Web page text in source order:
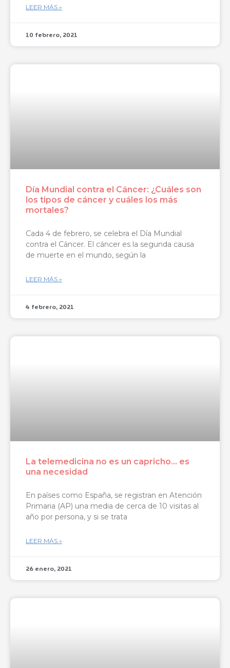
LEER MÁS »
10 febrero, 2021
Día Mundial contra el Cáncer: ¿Cuáles son
los tipos de cáncer y cuáles los más
mortales?
Cada 4 de febrero, se celebra el Día Mundial
contra el Cáncer. El cáncer es la segunda causa
de muerte en el mundo, según la
LEER MÁS »
4 febrero, 2021
La telemedicina no es un capricho… es
una necesidad
En países como España, se registran en Atención
Primaria (AP) una media de cerca de 10 visitas al
año por persona, y si se trata
LEER MÁS »
26 enero, 2021